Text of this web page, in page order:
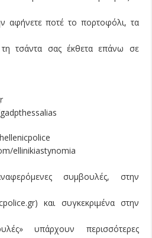
αφήνετε ποτέ το πορτοφόλι, τα
τη τσάντα σας έκθετα επάνω σε
ellinikiastynomia
συμβουλές, στην
και συγκεκριμένα στην
υπάρχουν περισσότερες